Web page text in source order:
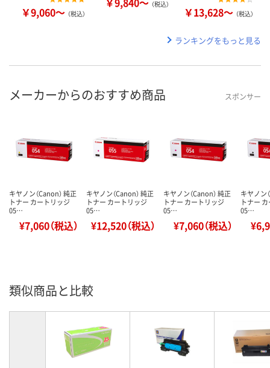
￥9,060～ （税込）
（税込）
￥13,628～ （税込）
ランキングをもっと見る
メーカーからのおすすめ商品 スポンサー
キヤノン（Canon） 純正
トナー カートリッジ
05…
¥7,060（税込）
キヤノン（Canon） 純正
トナー カートリッジ
05…
¥12,520（税込）
キヤノン（Canon） 純正
トナー カートリッジ
05…
¥7,060（税込）
キヤノン
トナー
05…
類似商品と比較